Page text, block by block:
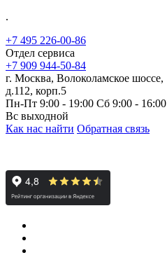
.
+7 495 226-00-86
Отдел сервиса
+7 909 944-50-84
г. Москва, Волоколамское шоссе,
д.112, корп.5
Пн-Пт 9:00 - 19:00 Сб 9:00 - 16:00
Вс выходной
Как нас найти Обратная связь